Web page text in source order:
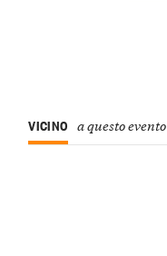
VICINO a questo evento